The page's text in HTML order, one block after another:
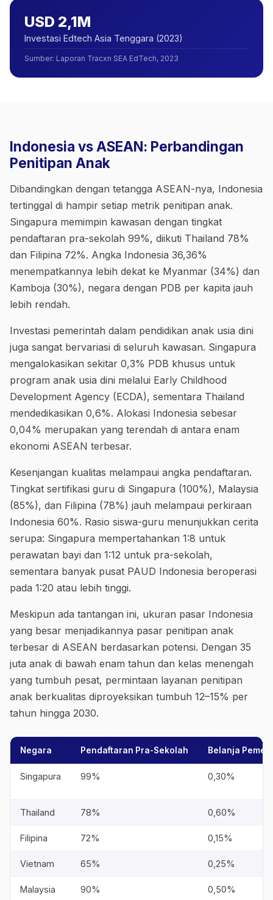
USD 2,1M
Investasi Edtech Asia Tenggara (2023)
Sumber: Laporan Tracxn SEA EdTech, 2023
Indonesia vs ASEAN: Perbandingan
Penitipan Anak
Dibandingkan dengan tetangga ASEAN-nya, Indonesia
tertinggal di hampir setiap metrik penitipan anak.
Singapura memimpin kawasan dengan tingkat
pendaftaran pra-sekolah 99%, diikuti Thailand 78%
dan Filipina 72%. Angka Indonesia 36,36%
menempatkannya lebih dekat ke Myanmar (34%) dan
Kamboja (30%), negara dengan PDB per kapita jauh
lebih rendah.
Investasi pemerintah dalam pendidikan anak usia dini
juga sangat bervariasi di seluruh kawasan. Singapura
mengalokasikan sekitar 0,3% PDB khusus untuk
program anak usia dini melalui Early Childhood
Development Agency (ECDA), sementara Thailand
mendedikasikan 0,6%. Alokasi Indonesia sebesar
0,04% merupakan yang terendah di antara enam
ekonomi ASEAN terbesar.
Kesenjangan kualitas melampaui angka pendaftaran.
Tingkat sertifikasi guru di Singapura (100%), Malaysia
(85%), dan Filipina (78%) jauh melampaui perkiraan
Indonesia 60%. Rasio siswa-guru menunjukkan cerita
serupa: Singapura mempertahankan 1:8 untuk
perawatan bayi dan 1:12 untuk pra-sekolah,
sementara banyak pusat PAUD Indonesia beroperasi
pada 1:20 atau lebih tinggi.
Meskipun ada tantangan ini, ukuran pasar Indonesia
yang besar menjadikannya pasar penitipan anak
terbesar di ASEAN berdasarkan potensi. Dengan 35
juta anak di bawah enam tahun dan kelas menengah
yang tumbuh pesat, permintaan layanan penitipan
anak berkualitas diproyeksikan tumbuh 12–15% per
tahun hingga 2030.
Negara Pendaftaran Pra-Sekolah Belanja
Singapura 99% 0,30%
Thailand 78% 0,60%
Filipina 72% 0,15%
Vietnam 65% 0,25%
Malaysia 90% 0,50%